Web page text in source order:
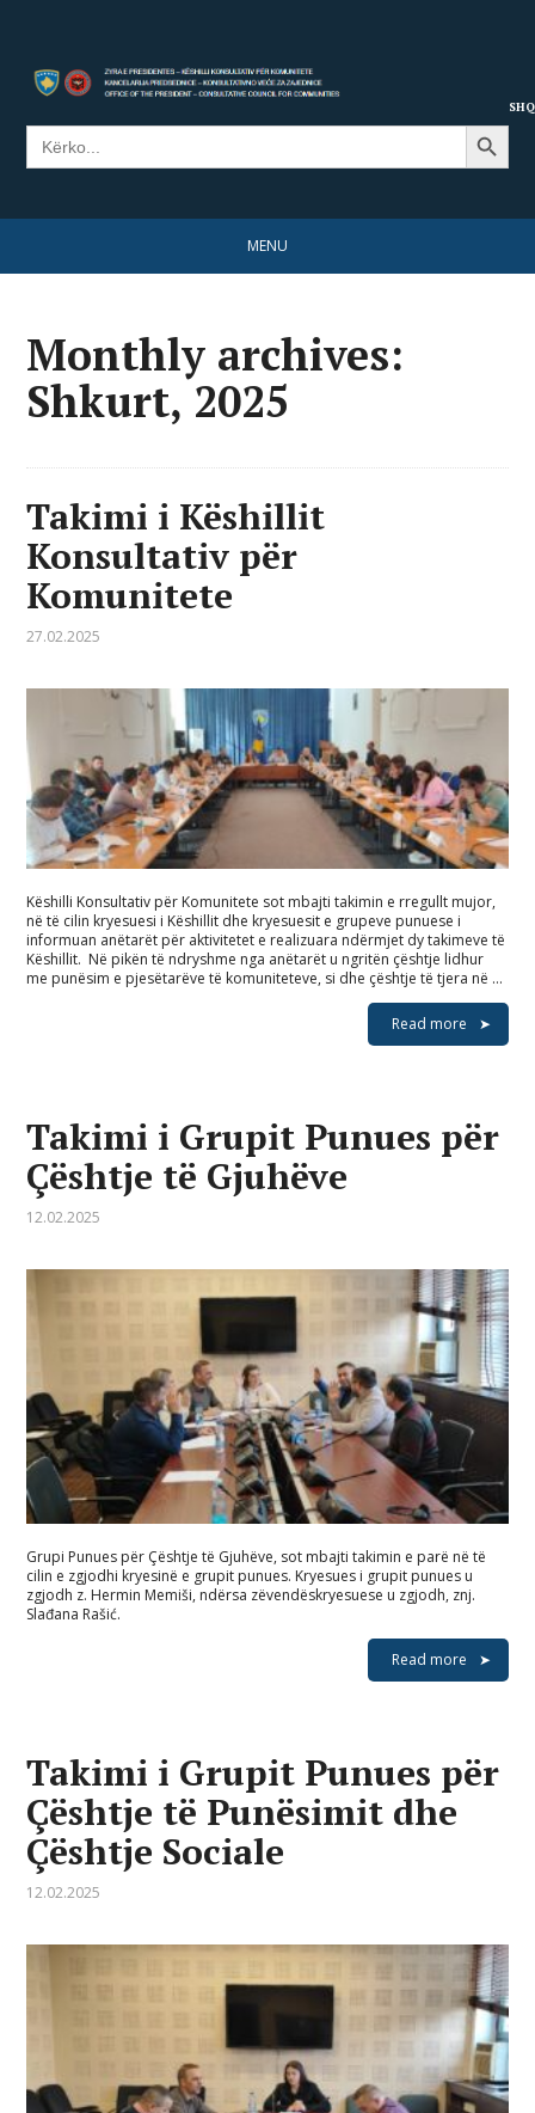
Search
for:
Search Button
MENU
Monthly archives:
Shkurt, 2025
Takimi i Këshillit
Konsultativ për
Komunitete
27.02.2025
Këshilli Konsultativ për Komunitete sot mbajti takimin e rregullt mujor,
në të cilin kryesuesi i Këshillit dhe kryesuesit e grupeve punuese i
informuan anëtarët për aktivitetet e realizuara ndërmjet dy takimeve të
Këshillit. Në pikën të ndryshme nga anëtarët u ngritën çështje lidhur
me punësim e pjesëtarëve të komuniteteve, si dhe çështje të tjera në …
Read more
Takimi i Grupit Punues për
Çështje të Gjuhëve
12.02.2025
Grupi Punues për Çështje të Gjuhëve, sot mbajti takimin e parë në të
cilin e zgjodhi kryesinë e grupit punues. Kryesues i grupit punues u
zgjodh z. Hermin Memiši, ndërsa zëvendëskryesuese u zgjodh, znj.
Slađana Rašić.
Read more
Takimi i Grupit Punues për
Çështje të Punësimit dhe
Çështje Sociale
12.02.2025